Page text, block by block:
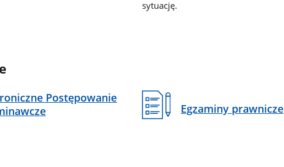
sytuację.
Postępowanie
Egzaminy prawnicze